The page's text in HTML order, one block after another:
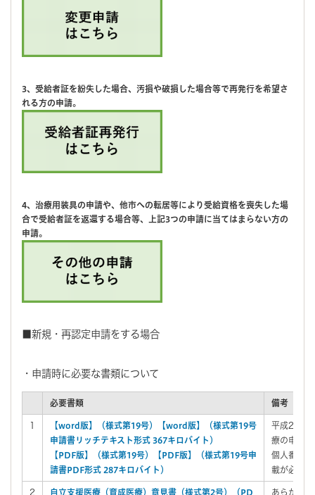
3、受給者証を紛失した場合、汚損や破損した場合等で再発行を希望さ
れる方の申請。
4、治療用装具の申請や、他市への転居等により受給資格を喪失した場
合で受給者証を返還する場合等、上記3つの申請に当てはまらない方の
申請。
■新規・再認定申請をする場合
・申請時に必要な書類について
必要書類 備考
1
【word版】（様式第19号）【word版】（様式第19号
申請書リッチテキスト形式 367キロバイト）
【PDF版】（様式第19号）【PDF版】（様式第19号申
請書PDF形式 287キロバイト）
平成28年1
療の申請の
個人番号（
載が必要
2
自立支援医療（育成医療）意見書（様式第2号）（PD
あらかじ